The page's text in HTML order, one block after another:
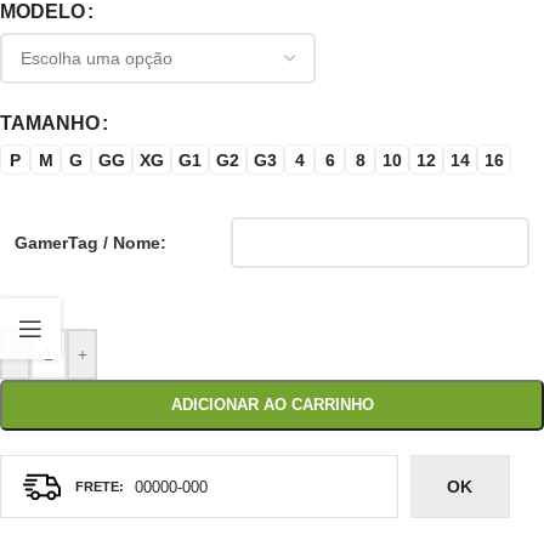
MODELO
TAMANHO
P M G GG XG G1 G2 G3 4 6 8 10 12 14 16
GamerTag / Nome:
+
ADICIONAR AO CARRINHO
OK